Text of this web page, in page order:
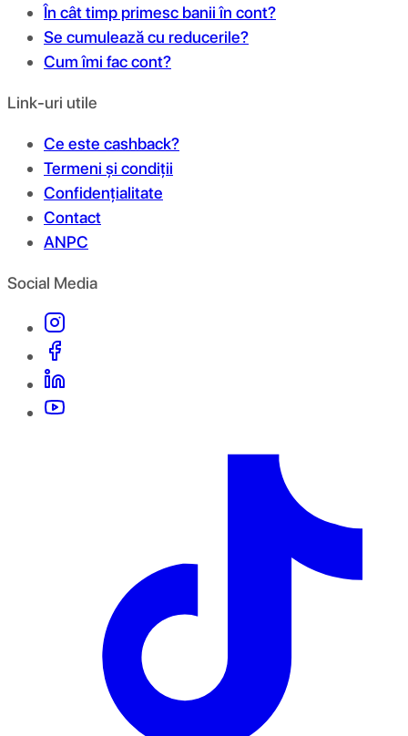
În cât timp primesc banii în cont?
Se cumulează cu reducerile?
Cum îmi fac cont?
Link-uri utile
Ce este cashback?
Termeni și condiții
Confidențialitate
Contact
ANPC
Social Media